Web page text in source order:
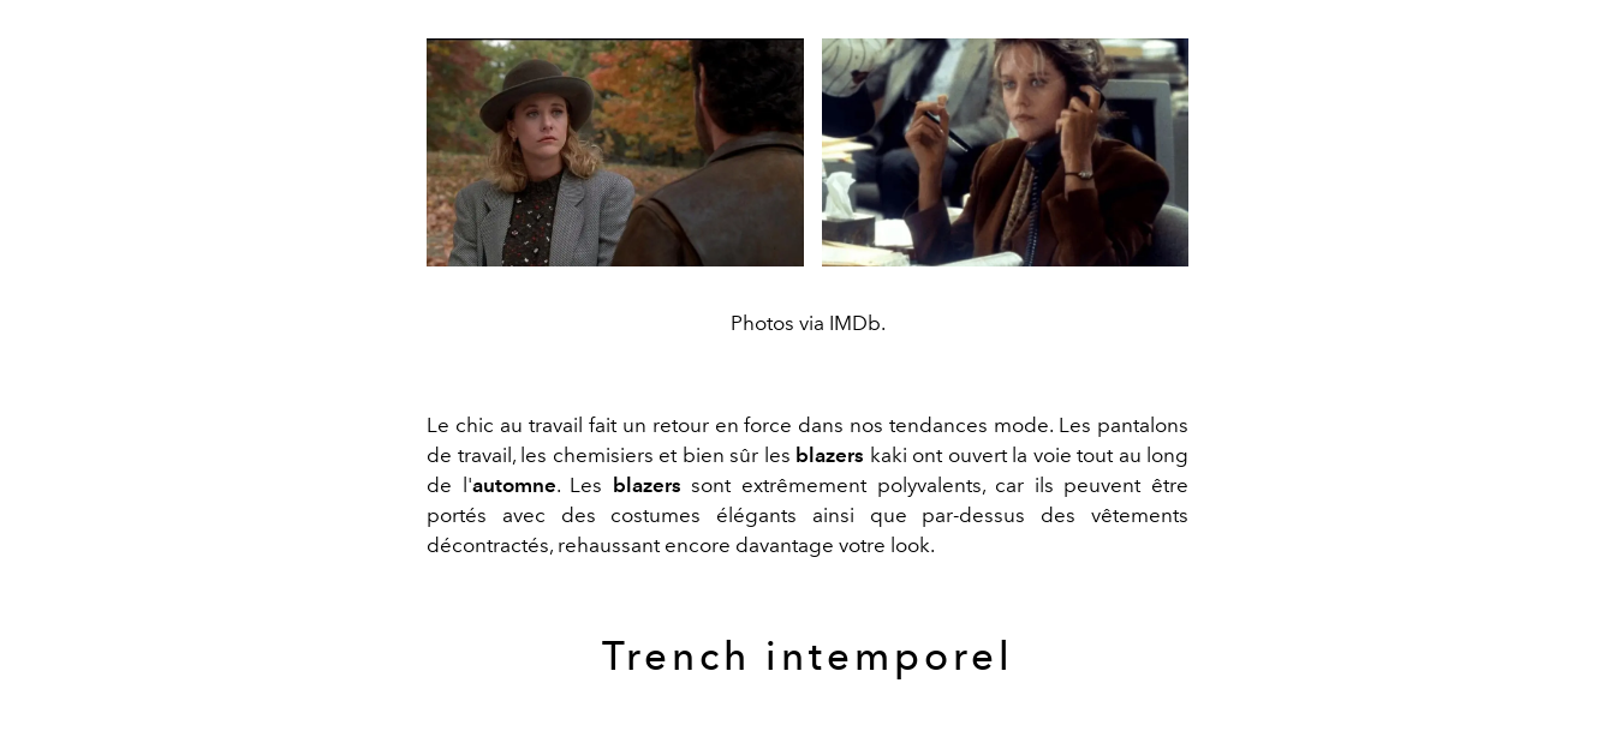
Photos via IMDb.
Le chic au travail fait un retour en force dans nos tendances mode. Les pantalons
de travail, les chemisiers et bien sûr les blazers kaki ont ouvert la voie tout au long
de l'automne. Les blazers sont extrêmement polyvalents, car ils peuvent être
portés avec des costumes élégants ainsi que par-dessus des vêtements
décontractés, rehaussant encore davantage votre look.
Trench intemporel